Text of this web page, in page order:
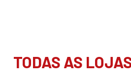
TODAS AS